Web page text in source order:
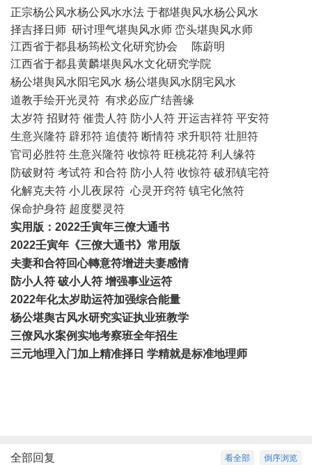
正宗杨公风水杨公风水水法 于都堪舆风水杨公风水
择吉择日师 研讨理气堪舆风水师 峦头堪舆风水师
江西省于都县杨筠松文化研究协会
陈蔚明
江西省于都县黄麟堪舆风水文化研究学院
杨公堪舆风水阳宅风水 杨公堪舆风水阴宅风水
道教手绘开光灵符 有求必应广结善缘
太岁符 招财符 催贵人符 防小人符 开运吉祥符 平安符
生意兴隆符 辟邪符 追债符 断情符 求升职符 壮胆符
官司必胜符 生意兴隆符 收惊符 旺桃花符 利人缘符
防破财符 考试符 和合符 防小人符 收惊符 破邪镇宅符
化解克夫符 小儿夜尿符 心灵开窍符 镇宅化煞符
保命护身符 超度婴灵符
实用版：2022壬寅年三僚大通书
2022壬寅年《三僚大通书》常用版
夫妻和合符回心轉意符增进夫妻感情
防小人符 破小人符 增强事业运符
2022年化太岁助运符加强综合能量
杨公堪舆古风水研究实证执业班教学
三僚风水案例实地考察班全年招生
三元地理入门加上精准择日 学精就是标准地理师
倒序浏览
看全部
全部回复